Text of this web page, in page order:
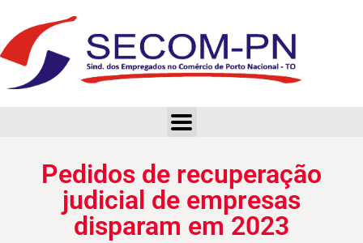
Pedidos de recuperação
judicial de empresas
disparam em 2023